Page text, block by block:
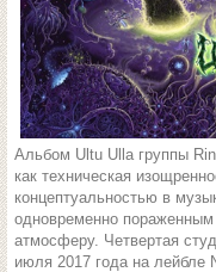
Альбом Ultu Ulla группы
как техническая
концептуальностью в
одновременно
атмосферу. Четвертая
июля 2017 года на лейбле